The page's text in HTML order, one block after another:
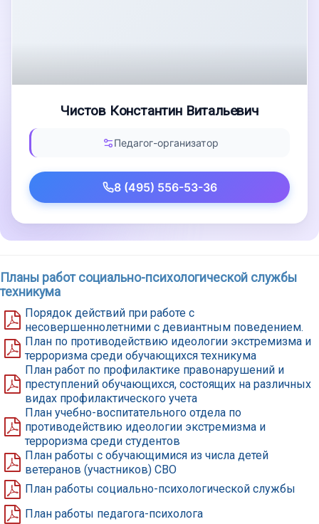
Чистов Константин Витальевич
Педагог-организатор
8 (495) 556-53-36
Планы работ социально-психологической службы
техникума
Порядок действий при работе с
несовершеннолетними с девиантным поведением.
План по противодействию идеологии экстремизма и
терроризма среди обучающихся техникума
План работ по профилактике правонарушений и
преступлений обучающихся, состоящих на различных
видах профилактического учета
План учебно-воспитательного отдела по
противодействию идеологии экстремизма и
терроризма среди студентов
План работы с обучающимися из числа детей
ветеранов (участников) СВО
План работы социально-психологической службы
План работы педагога-психолога